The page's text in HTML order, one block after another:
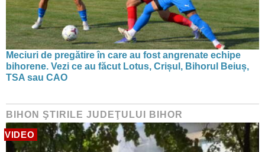
Meciuri de pregătire în care au fost angrenate echipe
bihorene. Vezi ce au făcut Lotus, Crișul, Bihorul Beiuș,
TSA sau CAO
BIHON ŞTIRILE JUDEŢULUI BIHOR
VIDEO